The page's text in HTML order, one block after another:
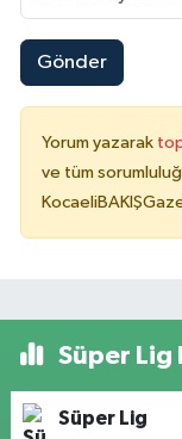
Gönder
Yorum yazarak
ve tüm
Süper Lig
Süper Lig